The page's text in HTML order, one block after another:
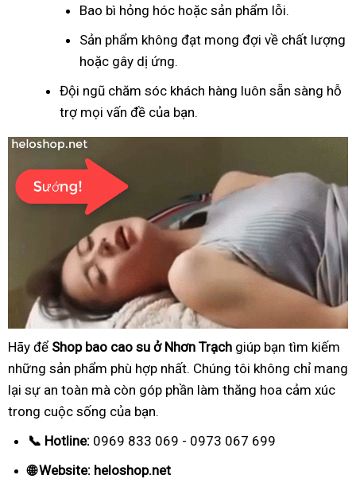
Bao bì hỏng hóc hoặc sản phẩm lỗi.
Sản phẩm không đạt mong đợi về chất lượng
hoặc gây dị ứng.
Đội ngũ chăm sóc khách hàng luôn sẵn sàng hỗ
trợ mọi vấn đề của bạn.
Hãy để Shop bao cao su ở Nhơn Trạch giúp bạn tìm kiếm
những sản phẩm phù hợp nhất. Chúng tôi không chỉ mang
lại sự an toàn mà còn góp phần làm thăng hoa cảm xúc
trong cuộc sống của bạn.
📞 Hotline: 0969 833 069 - 0973 067 699
🌐 Website: heloshop.net